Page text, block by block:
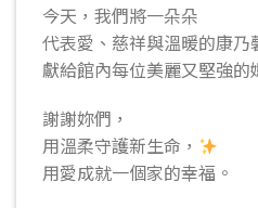
今天，我們將一朵朵
代表愛、慈祥與溫暖的康乃
獻給館內每位美麗又堅強的
謝謝妳們，
用溫柔守護新生命，
用愛成就一個家的幸福。